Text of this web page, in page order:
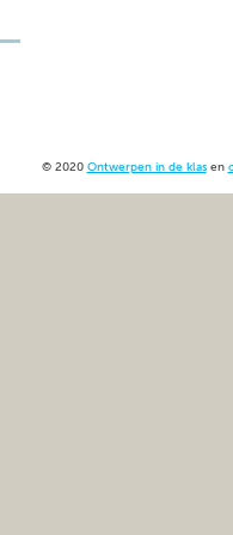
© 2020 Ontwerpen in de klasen